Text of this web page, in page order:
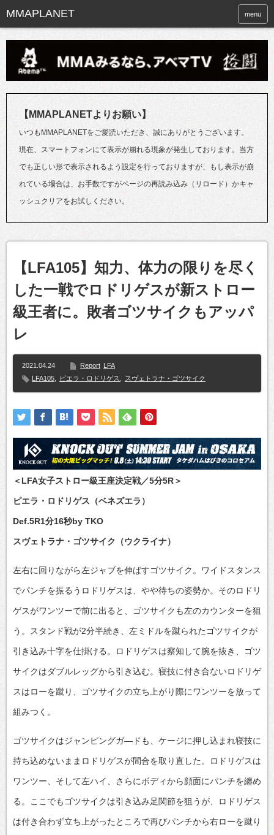
menu
【MMAPLANETよりお願い】
いつもMMAPLANETをご愛読いただき、誠にありがとうございます。
現在、スマートフォンにて表示が崩れる現象が発生しております。当方
でも正しい形で表示されるよう設定を行っておりますが、もし表示が崩
れている場合は、お手数ですがページの再読み込み（リロード）かキャ
ッシュクリアをお試しください。
【LFA105】知力、体力の限りを尽く
した一戦でロドリゲスが新ストロー
級王者に。敗者ゴツサイクもアッパ
レ
2021.04.24 Report LFA
LFA105
ピエラ・ロドリゲス スヴェトラナ・ゴツサイク
＜LFA女子ストロー級王座決定戦／5分5R＞
ピエラ・ロドリゲス（ベネズエラ）
Def.5R1分16秒by TKO
スヴェトラナ・ゴツサイク（ウクライナ）
左右に回りながら左ジャブを伸ばすゴツサイク。ワイドスタンス
でパンチを振るうロドリゲスは、やや待ちの姿勢か。そのロドリ
ゲスがワンツーで前に出ると、ゴツサイクも左のカウンターを狙
う。スタンド戦が2分半続き、左ミドルを蹴られたゴツサイクが
引き込み十字を仕掛ける。ロドリゲスは察知して腕を抜き、ゴツ
サイクはダブルレッグから引き込む。寝技に付き合ないロドリゲ
スはローを蹴り、ゴツサイクの立ち上がり際にワンツーを放って
組みつく。
ゴツサイクはジャンピングガ―ドも、ケージに押し込まれ寝技に
持ち込めないままロドリゲスが間合を取り直した。ロドリゲスは
ワンツー、そして左ハイ、さらにボディから顔面にパンチを纏め
る。ここでもゴツサイクは引き込み足関節を狙うが、ロドリゲス
は付き合わず立ち上がったところで再びパンチから右ローを蹴り